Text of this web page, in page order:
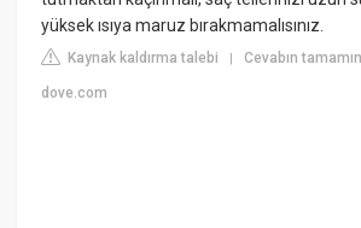
yüksek ısıya maruz bırakmamalısınız.
Kaynak kaldırma talebi |Cevabın
dove.com